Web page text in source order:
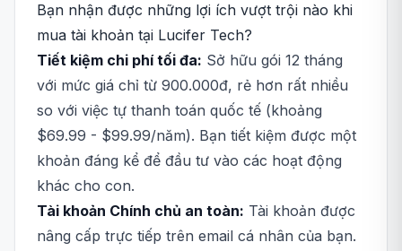
Bạn nhận được những lợi ích vượt trội nào khi
mua tài khoản tại Lucifer Tech?
Tiết kiệm chi phí tối đa: Sở hữu gói 12 tháng
với mức giá chỉ từ 900.000đ, rẻ hơn rất nhiều
so với việc tự thanh toán quốc tế (khoảng
$69.99 - $99.99/năm). Bạn tiết kiệm được một
khoản đáng kể để đầu tư vào các hoạt động
khác cho con.
Tài khoản Chính chủ an toàn: Tài khoản được
nâng cấp trực tiếp trên email cá nhân của bạn.